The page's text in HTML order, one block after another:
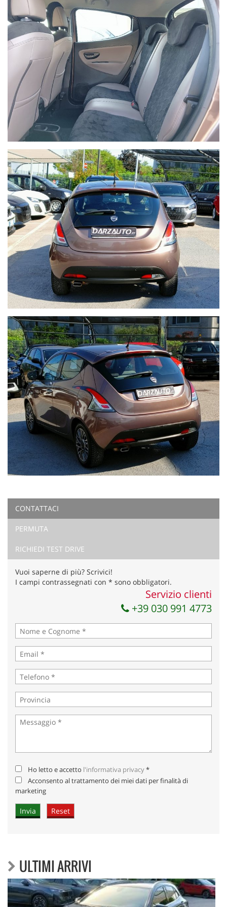
CONTATTACI
PERMUTA
RICHIEDI TEST DRIVE
Vuoi saperne di più? Scrivici!
I campi contrassegnati con * sono obbligatori.
Servizio clienti
+39 030 991 4773
Ho letto e accetto l'informativa privacy*
Acconsento al trattamento dei miei dati per finalità di
marketing
ULTIMI ARRIVI